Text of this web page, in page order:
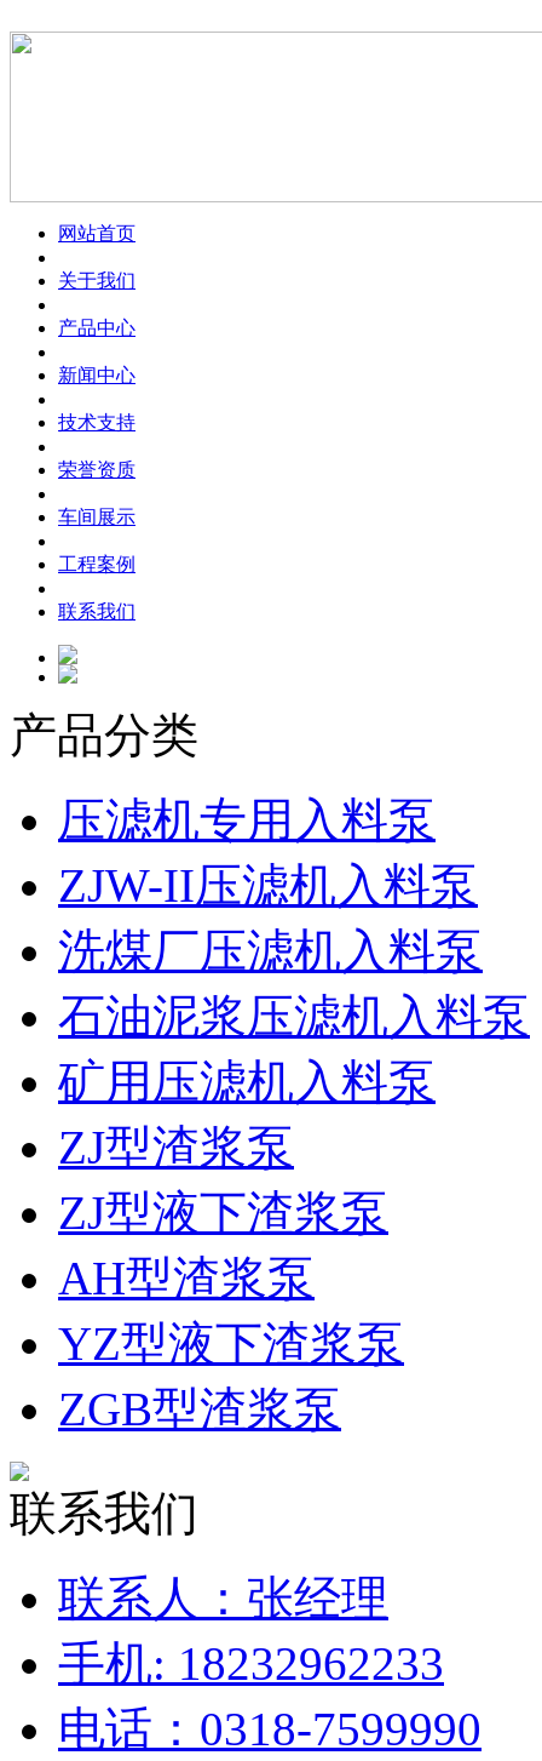
网站首页
关于我们
产品中心
新闻中心
技术支持
荣誉资质
车间展示
工程案例
联系我们
产品分类
压滤机专用入料泵
ZJW-II压滤机入料泵
洗煤厂压滤机入料泵
石油泥浆压滤机入料泵
矿用压滤机入料泵
ZJ型渣浆泵
ZJ型液下渣浆泵
AH型渣浆泵
YZ型液下渣浆泵
ZGB型渣浆泵
联系我们
联系人：张经理
手机: 18232962233
电话：0318-7599990